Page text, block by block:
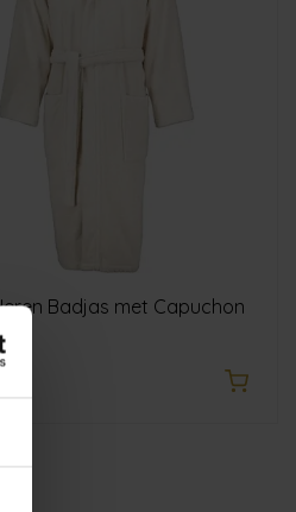
Badjas met Capuchon
L